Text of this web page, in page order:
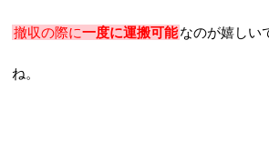
撤収の際に一度に運搬可能なのが嬉しい
ね。